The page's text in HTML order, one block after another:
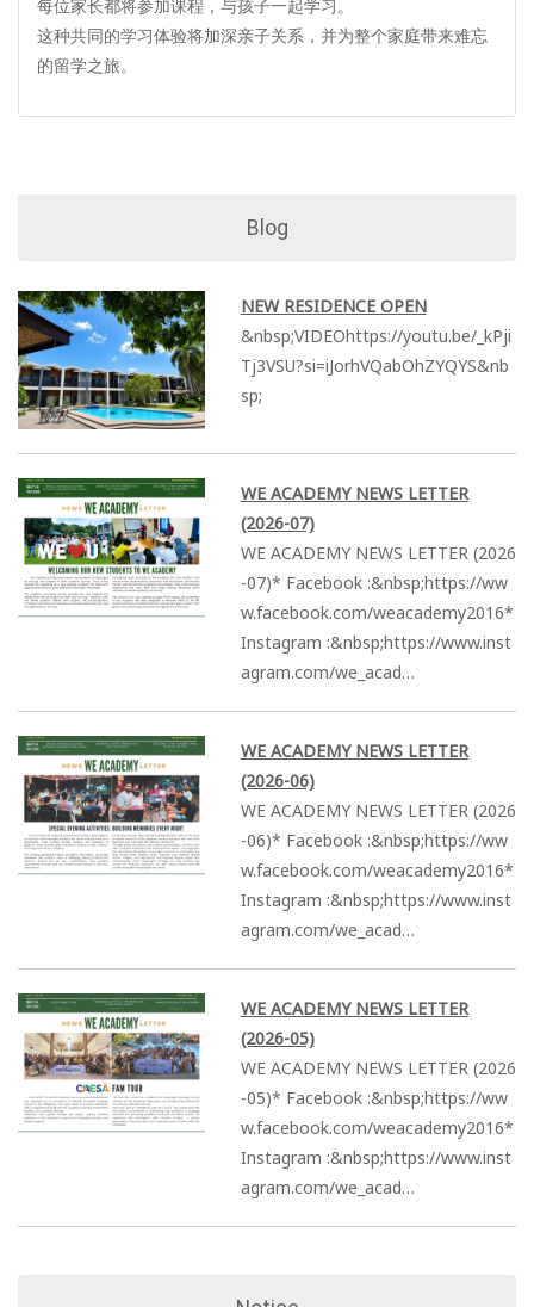
每位家长都将参加课程，与孩子一起学习。
这种共同的学习体验将加深亲子关系，并为整个家庭带来难忘
的留学之旅。
Blog
NEW RESIDENCE OPEN
&nbsp;VIDEOhttps://youtu.be/_kPji
Tj3VSU?si=iJorhVQabOhZYQYS&nb
sp;
WE ACADEMY NEWS LETTER
(2026-07)
WE ACADEMY NEWS LETTER (2026
-07)* Facebook :&nbsp;https://ww
w.facebook.com/weacademy2016*
Instagram :&nbsp;https://www.inst
agram.com/we_acad…
WE ACADEMY NEWS LETTER
(2026-06)
WE ACADEMY NEWS LETTER (2026
-06)* Facebook :&nbsp;https://ww
w.facebook.com/weacademy2016*
Instagram :&nbsp;https://www.inst
agram.com/we_acad…
WE ACADEMY NEWS LETTER
(2026-05)
WE ACADEMY NEWS LETTER (2026
-05)* Facebook :&nbsp;https://ww
w.facebook.com/weacademy2016*
Instagram :&nbsp;https://www.inst
agram.com/we_acad…